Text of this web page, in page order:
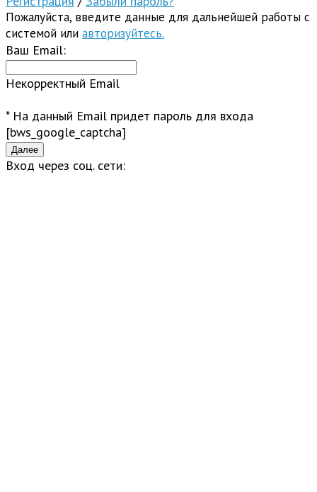
Пожалуйста, введите данные для дальнейшей работы с
системой или авторизуйтесь.
Ваш Email:
Некорректный Email
* На данный Email придет пароль для входа
[bws_google_captcha]
Вход через соц. сети: